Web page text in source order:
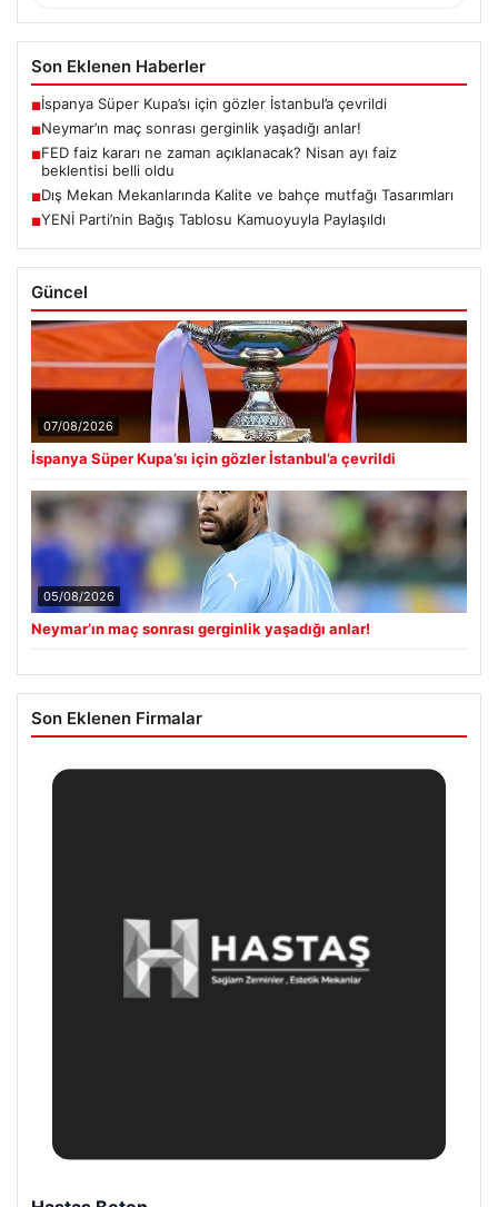
Son Eklenen Haberler
■İspanya Süper Kupa’sı için gözler İstanbul’a çevrildi
■Neymar’ın maç sonrası gerginlik yaşadığı anlar!
■FED faiz kararı ne zaman açıklanacak? Nisan ayı faiz
beklentisi belli oldu
■Dış Mekan Mekanlarında Kalite ve bahçe mutfağı Tasarımları
■YENİ Parti’nin Bağış Tablosu Kamuoyuyla Paylaşıldı
Güncel
07/08/2026
İspanya Süper Kupa’sı için gözler İstanbul’a çevrildi
05/08/2026
Neymar’ın maç sonrası gerginlik yaşadığı anlar!
Son Eklenen Firmalar